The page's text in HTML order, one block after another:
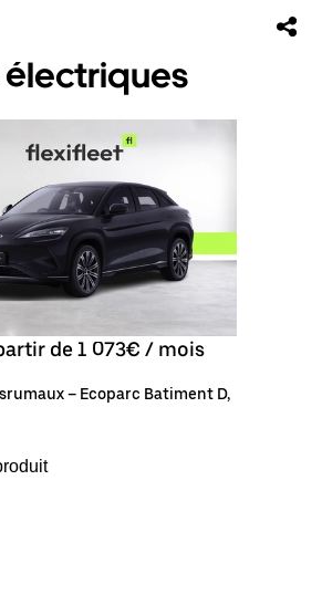
électriques
de 1 073€ / mois
– Ecoparc Batiment D,